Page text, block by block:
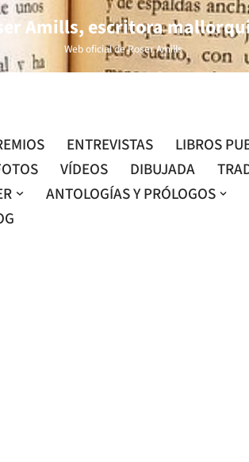
Amills, escritora
Web oficial de Roser Amills
ENTREVISTAS
LIBROS
VÍDEOS DIBUJADA
ANTOLOGÍAS Y PRÓLOGOS